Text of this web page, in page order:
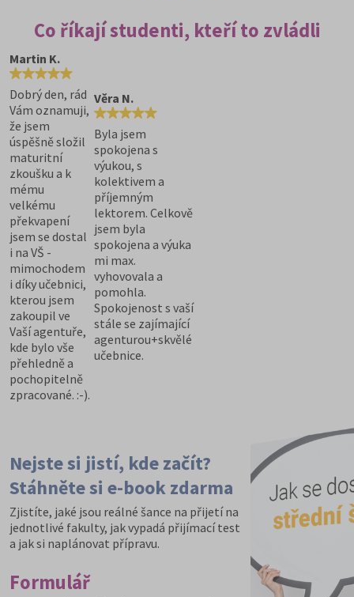
Co říkají studenti, kteří to zvládli
Martin K.
Dobrý den, rád
Vám oznamuji,
že jsem
úspěšně složil
maturitní
zkoušku a k
mému
velkému
překvapení
jsem se dostal
i na VŠ -
mimochodem
i díky učebnici,
kterou jsem
zakoupil ve
Vaší agentuře,
kde bylo vše
přehledně a
pochopitelně
zpracované. :-).
Věra N.
Byla jsem
spokojena s
výukou, s
kolektivem a
příjemným
lektorem. Celkově
jsem byla
spokojena a výuka
mi max.
vyhovovala a
pomohla.
Spokojenost s vaší
stále se zajímající
agenturou+skvělé
učebnice.
Nejste si jistí, kde začít?
Stáhněte si e-book zdarma
Zjistíte, jaké jsou reálné šance na přijetí na
jednotlivé fakulty, jak vypadá přijímací test
a jak si naplánovat přípravu.
Formulář